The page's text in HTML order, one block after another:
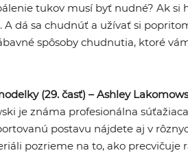
tukov musí byť nudné? Ak si
A dá sa chudnúť a užívať si
spôsoby chudnutia, ktoré
(29. časť) – Ashley
je známa profesionálna
postavu nájdete aj v
pozrieme na to, ako precvičuje